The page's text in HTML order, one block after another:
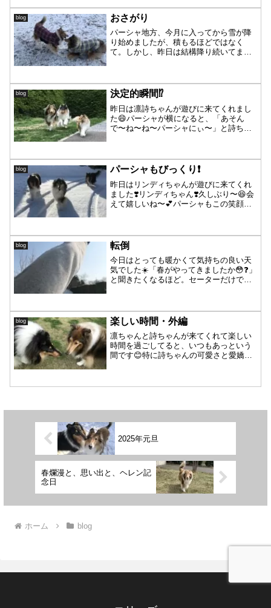
をなかなか貸してもらえない母さん😂い
なちゃ〜〜ん❣...
blog おさがり
パーシャ地方、今月に入ってから雪が降
り始めましたが、積もるほどではなく
て。しかし、昨日は結構降り続いてまし
ぁ…と思って。そういえば！と思い出
し、しまい込んでた防寒着を...
blog 決定的瞬間⁉️
昨日は凛詩ちゃんが遊びに来てくれまし
た😄パーシャが横になると、「あそん
で〜ね〜ね〜パーシャにぃ〜」と詩ちゃ
くりしたのか❓飛び跳ねた詩ちゃんの『決
定的瞬間』🤳✨が撮れまし...
blog パーシャもびっくり❗️
昨日はリンディちゃんが遊びに来てくれ
ました❣️リンディちゃん❣️久しぶり〜😆会
えて嬉しいね〜💕パーシャもこの笑顔☺️
す😁凄い👏と...
blog 転倒
今日はとっても暖かくて気持ちの良い天
気でした☀️「春がやってきましたか😳❓」
と聞きたくなるほど。セーターだけで外
が進むかな❓木々も春の準備を始めてます
ね😌リス🐿の...
blog 楽しい時間・外編
凛ちゃんと詩ちゃんが来てくれて楽しい
時間を過ごしてると、いつもあっという
間です😊特に詩ちゃんの可愛さと愛嬌が
えず全員が写真に収まりました🤳凛ちゃ
2025年元旦
春爛漫と、思い出と、ヘレン記
念日
ホーム blog